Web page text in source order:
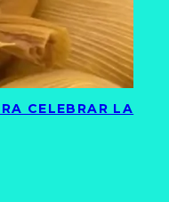
CELEBRAR LA